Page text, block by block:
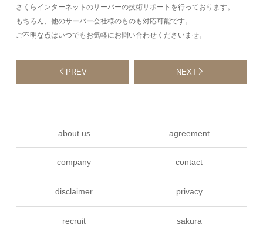
さくらインターネットのサーバーの技術サポートを行っております。
もちろん、他のサーバー会社様のものも対応可能です。
ご不明な点はいつでもお気軽にお問い合わせくださいませ。
PREV NEXT
about us agreement
company contact
disclaimer privacy
recruit sakura